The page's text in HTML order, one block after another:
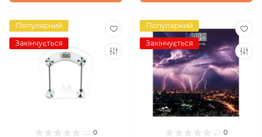
Популярний
Закінчується
0
Популярний
Закінчується
0